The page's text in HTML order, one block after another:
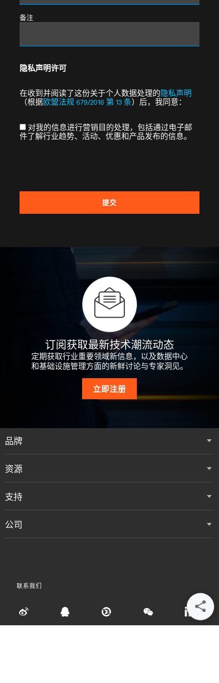
备注
隐私声明许可
在收到并阅读了这份关于个人数据处理的隐私声明
（根据欧盟法规 679/2016 第 13 条）后，我同意：
对我的信息进行营销目的处理，包括通过电子邮
件了解行业趋势、活动、优惠和产品发布的信息。
提交
订阅获取最新技术潮流动态
定期获取行业重要领域新信息，以及数据中心
和基础设施管理方面的新鲜讨论与专家洞见。
立即注册
品牌
资源
支持
公司
联系我们